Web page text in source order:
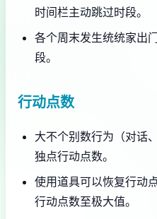
时间栏主动跳过时段。
各个周末发生统统家出
段。
行动点数
大不个别数行为（对话
独点行动点数。
使用道具可以恢复行动
行动点数至极大值。